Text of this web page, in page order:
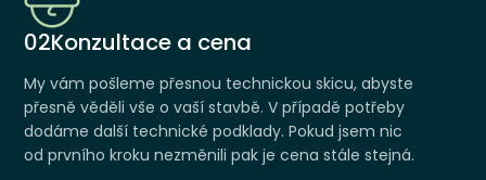
02Konzultace a cena
My vám pošleme přesnou technickou skicu, abyste
přesně věděli vše o vaší stavbě. V případě potřeby
dodáme další technické podklady. Pokud jsem nic
od prvního kroku nezměnili pak je cena stále stejná.